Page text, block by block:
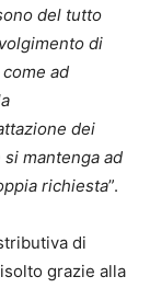
del tutto
di
ad
dei
mantenga ad
richiesta”.
di
grazie alla